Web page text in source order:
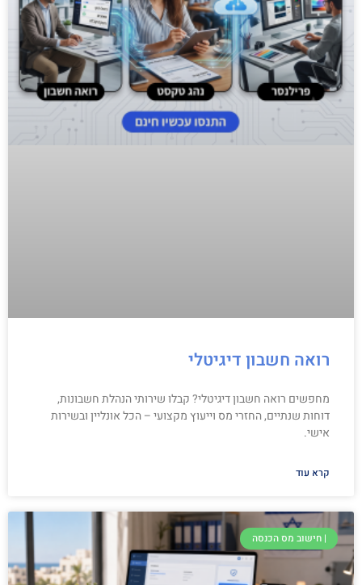
רואה חשבון דיגיטלי
מחפשים רואה חשבון דיגיטלי? קבלו שירותי הנהלת חשבונות,
דוחות שנתיים, החזרי מס וייעוץ מקצועי – הכל אונליין ובשירות
אישי.
קרא עוד
| חישוב מס הכנסה